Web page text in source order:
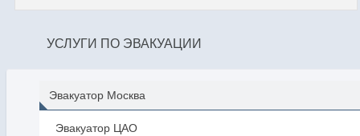
УСЛУГИ ПО ЭВАКУАЦИИ
Эвакуатор Москва
Эвакуатор ЦАО